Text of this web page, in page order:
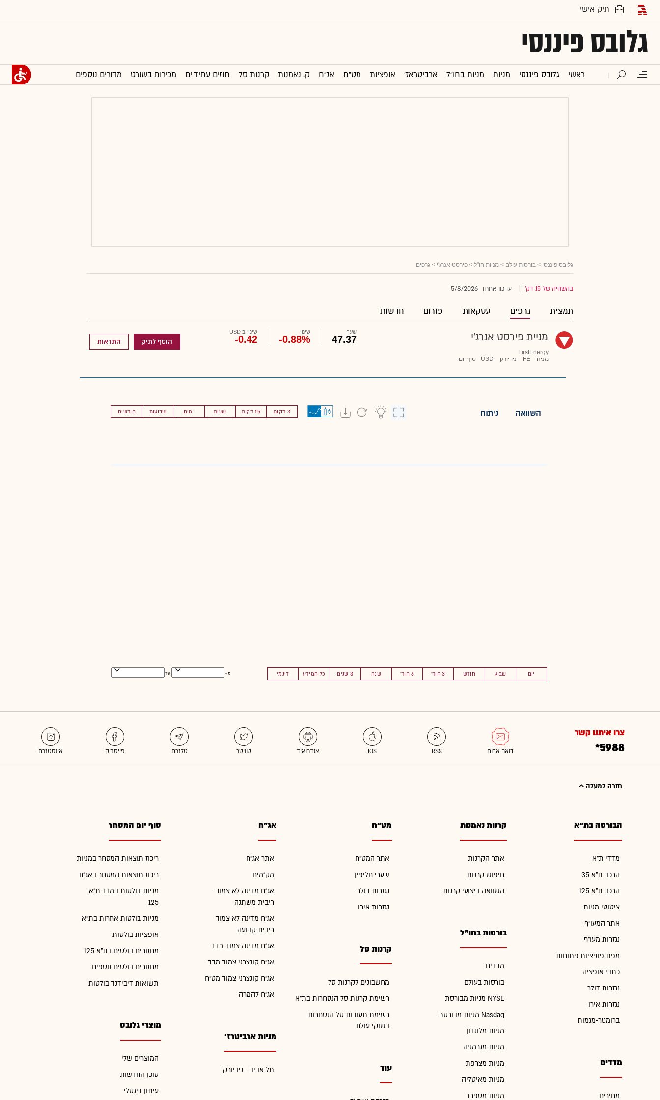
גלובס פיננסי
ראשי גלובס פיננסי מניות מניות בחו"ל ארביטראז' אופציות מט"ח אג"ח ק. נאמנות קרנות סל חוזים עתידיים מכירות בשורט מדורים נוספים
גלובס פיננסי > בורסות עולם > מניות חו"ל > פירסט אנרג'י > גרפים
בהשהיה של 15 דק' עדכון אחרון 5/8/2026
תמצית גרפים עסקאות פורום חדשות
מניית פירסט אנרג'י
FirstEnergy
מניה
FE ניו-יורק USD סוף יום
שער
47.37
שינוי
-0.88%
שינוי ב USD
-0.42 הוסף לתיק התראות
חודשים שבועות ימים שעות 15 דקות 3 דקות השוואה ניתוח
יום שבוע חודש 3 חוד' 6 חוד' שנה 3 שנים כל המידע דינמי מ - עד
צרו איתנו קשר
*5988
חזרה למעלה
הבורסה בת"א
מדדי ת"א
הרכב ת"א 35
הרכב ת"א 125
ציטוטי מניות
אתר המעו"ף
נגזרות מעו"ף
מפת פוזיציות פתוחות
כתבי אופציה
נגזרות דולר
נגזרות אירו
ברומטר-מגמות
מדדים
מחירים
קרנות נאמנות
אתר הקרנות
חיפוש קרנות
השוואה ביצועי קרנות
בורסות בחו"ל
מדדים
בורסות בעולם
מניות מבורסת NYSE
מניות מבורסת Nasdaq
מניות מלונדון
מניות מגרמניה
מניות מצרפת
מניות מאיטליה
מניות מספרד
מט"ח
אתר המט"ח
שערי חליפין
נגזרות דולר
נגזרות אירו
קרנות סל
מחשבונים לקרנות סל
רשימת קרנות סל הנסחרות בת"א
רשימת תעודות סל הנסחרות
בשוקי עולם
עוד
אג"ח
אתר אג"ח
מק"מים
אג"ח מדינה לא צמוד
ריבית משתנה
אג"ח מדינה לא צמוד
ריבית קבועה
אג"ח מדינה צמוד מדד
אג"ח קונצרני צמוד מדד
אג"ח קונצרני צמוד מט"ח
אג"ח להמרה
מניות ארביטרז'
תל אביב - ניו יורק
סוף יום המסחר
ריכוז תוצאות המסחר במניות
ריכוז תוצאות המסחר באג"ח
מניות בולטות במדד ת"א
125
מניות בולטות אחרות בת"א
אופציות בולטות
מחזורים בולטים בת"א 125
מחזורים בולטים נוספים
תשואות דיבידנד בולטות
מוצרי גלובס
המוצרים שלי
סוכן החדשות
עיתון דיגטלי